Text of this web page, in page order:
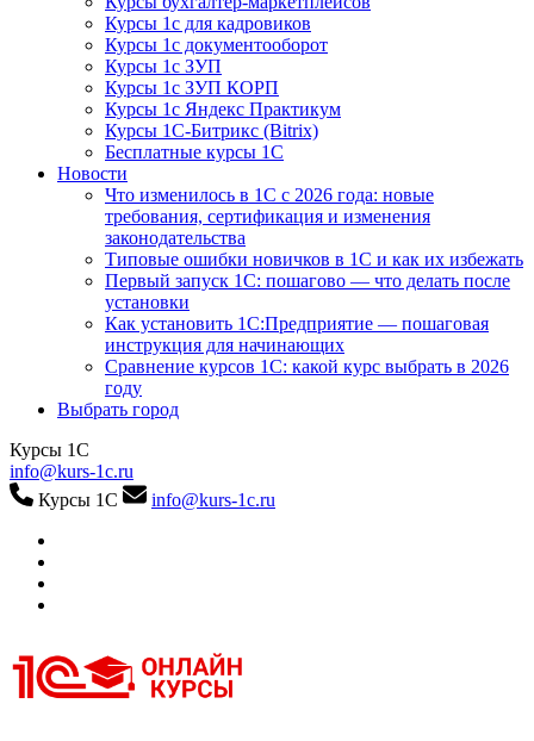
Курсы 1с для кадровиков
Курсы 1с документооборот
Курсы 1с ЗУП
Курсы 1с ЗУП КОРП
Курсы 1с Яндекс Практикум
Курсы 1С-Битрикс (Bitrix)
Бесплатные курсы 1С
Новости
Что изменилось в 1С с 2026 года: новые
требования, сертификация и изменения
законодательства
Типовые ошибки новичков в 1С и как их избежать
Первый запуск 1С: пошагово — что делать после
установки
Как установить 1С:Предприятие — пошаговая
инструкция для начинающих
Сравнение курсов 1С: какой курс выбрать в 2026
году
Выбрать город
Курсы 1С
info@kurs-1c.ru
Курсы 1С
info@kurs-1c.ru